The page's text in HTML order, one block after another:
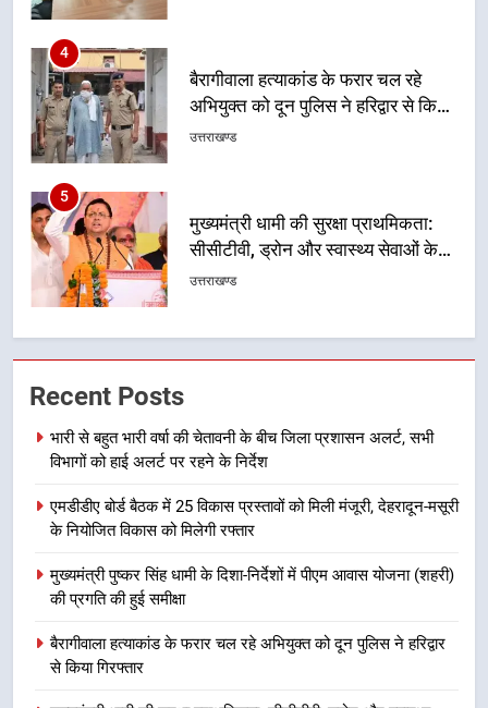
गिरफ्तार
उत्तराखण्ड
5
बीच शिवभक्तों के लिए बनाया सुरक्षित
कांवड़ मार्ग
उत्तराखण्ड
6
का शुभारंभ
उत्तराखण्ड
सड़क सुरक्षा पर डीएम का सख्त एक्शन,
ब्लैक स्पॉट होंगे सुरक्षित, हर माह होगी
प्रगति समीक्षा
उत्तराखण्ड
गतिविधियों के विस्तार पर हुई चर्चा
उत्तराखण्ड
Recent Posts
भारी से बहुत भारी वर्षा की चेतावनी के बीच जिला प्रशासन अलर्ट, सभी
विभागों को हाई अलर्ट पर रहने के निर्देश
एमडीडीए बोर्ड बैठक में 25 विकास प्रस्तावों को मिली मंजूरी, देहरादून-मसूरी
के नियोजित विकास को मिलेगी रफ्तार
मुख्यमंत्री पुष्कर सिंह धामी के दिशा-निर्देशों में पीएम आवास योजना (शहरी)
की प्रगति की हुई समीक्षा
बैरागीवाला हत्याकांड के फरार चल रहे अभियुक्त को दून पुलिस ने हरिद्वार
से किया गिरफ्तार